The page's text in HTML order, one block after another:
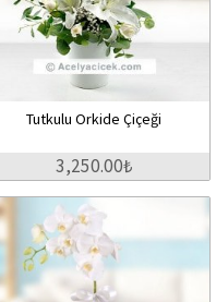
Tutkulu Orkide Çiçeği
3,250.00₺